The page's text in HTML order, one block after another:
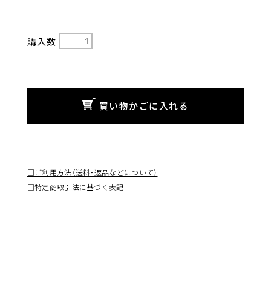
購入数
買い物かごに入れる
□ご利用方法（送料・返品などについて）
□特定商取引法に基づく表記